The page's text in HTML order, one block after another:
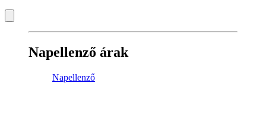
Napellenző árak
Napellenző